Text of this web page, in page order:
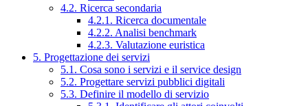
4.2. Ricerca secondaria
4.2.1. Ricerca documentale
4.2.2. Analisi benchmark
4.2.3. Valutazione euristica
5. Progettazione dei servizi
5.1. Cosa sono i servizi e il service design
5.2. Progettare servizi pubblici digitali
5.3. Definire il modello di servizio